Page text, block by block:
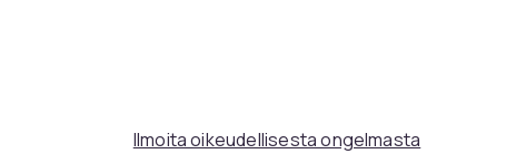
Ilmoita oikeudellisesta ongelmasta